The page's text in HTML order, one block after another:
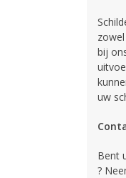
bij
uw
Bent
?